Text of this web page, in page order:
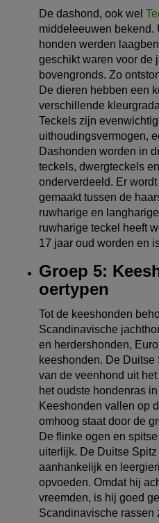
De dashond, ook wel
middeleeuwen bekend.
honden werden
geschikt waren voor de
bovengronds. Zo
De dieren hebben een
verschillende
Teckels zijn
uithoudingsvermogen,
Dashonden worden in
teckels, dwergteckels
onderverdeeld. Er
gemaakt tussen de
ruwharige en
ruwharige teckel heeft
17 jaar oud worden en
Groep 5:
oertypen
Tot de keeshonden
Scandinavische
en herdershonden,
keeshonden. De
van de veenhond uit
het oudste hondenras
Keeshonden vallen op
omhoog staat door de
De flinke ogen en
uiterlijk. De Duitse Spitz
aanhankelijk en
opvoeden. Omdat hij
vreemden, is hij goed
Scandinavische rassen